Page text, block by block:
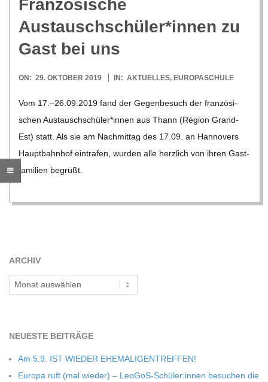
O
R
E
-
G
O
L
S
C
H
M
Fran­zö­si­sche
Austauschschüler*innen zu
Gast bei uns
2019-
ON: 29. OKTOBER 2019 IN: AKTUELLES, EUROPASCHULE
Vom 17.–26.09.2019 fand der Gegen­be­such der fran­zö­si­
schen Austauschschüler*innen aus Thann (Région Grand-
Est) statt. Als sie am Nach­mit­tag des 17.09. an Han­no­vers
Haupt­bahn­hof ein­tra­fen, wur­den alle herz­lich von ihren Gast­
fa­mi­lien begrüßt.
ARCHIV
Archiv
NEU­ESTE BEITRÄGE
Am 5.9. IST WIEDER EHEMALIGENTREFFEN!
Europa ruft (mal wie­der) – LeoGoS-Schüler:innen besu­chen die